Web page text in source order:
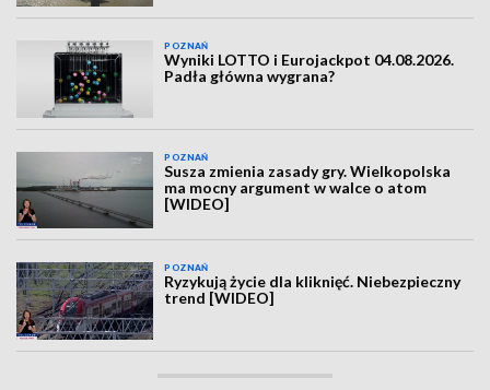
POZNAŃ
Wyniki LOTTO i Eurojackpot 04.08.2026.
Padła główna wygrana?
POZNAŃ
Susza zmienia zasady gry. Wielkopolska
ma mocny argument w walce o atom
[WIDEO]
POZNAŃ
Ryzykują życie dla kliknięć. Niebezpieczny
trend [WIDEO]